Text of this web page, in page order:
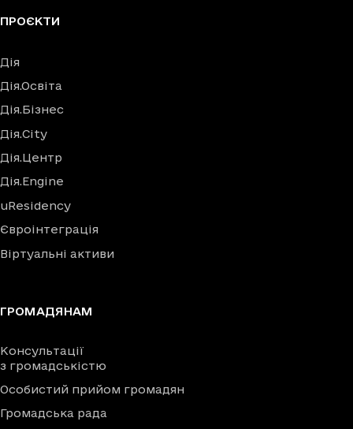
ПРОЄКТИ
Дія
Дія.Освіта
Дія.Бізнес
Дія.City
Дія.Центр
Дія.Engine
uResidency
Євроінтеграція
Віртуальні активи
ГРОМАДЯНАМ
Консультації
з громадськістю
Особистий прийом громадян
Громадська рада